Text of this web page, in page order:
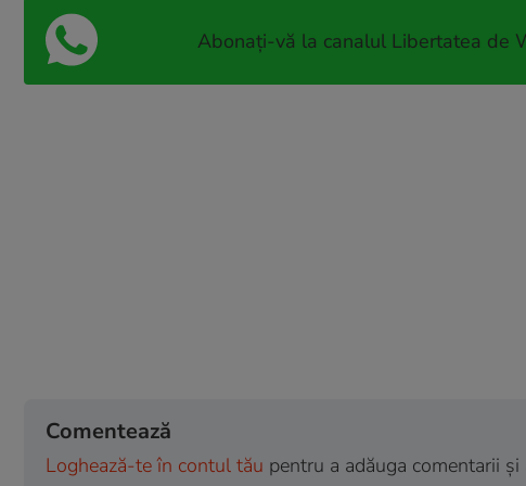
Abonați-vă la canalul Libertatea de
Comentează
Loghează-te în contul tău pentru a adăuga comentarii